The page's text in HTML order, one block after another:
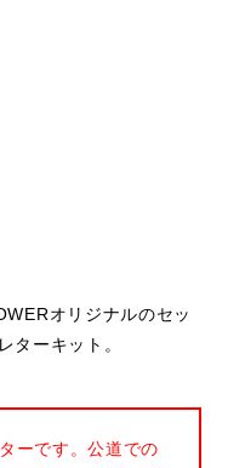
オリジナルのセッ
ターキット。
ーです。公道での